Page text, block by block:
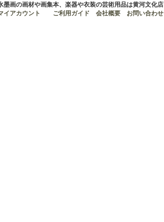
画の画材や画集本、楽器や衣装の芸術用品は黄河文化店
イアカウント
ご利用ガイド 会社概要 お問い合わせ